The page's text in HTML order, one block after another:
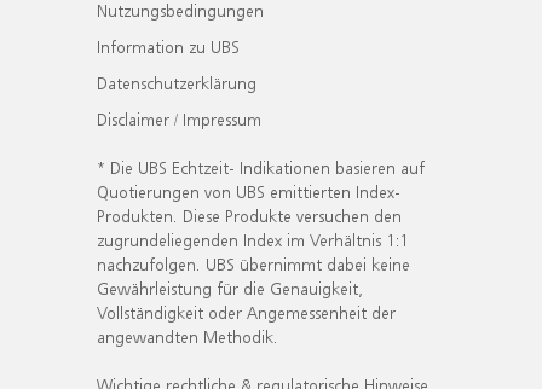
Nutzungsbedingungen
Information zu UBS
Datenschutzerklärung
Disclaimer / Impressum
* Die UBS Echtzeit- Indikationen basieren auf
Quotierungen von UBS emittierten Index-
Produkten. Diese Produkte versuchen den
zugrundeliegenden Index im Verhältnis 1:1
nachzufolgen. UBS übernimmt dabei keine
Gewährleistung für die Genauigkeit,
Vollständigkeit oder Angemessenheit der
angewandten Methodik.